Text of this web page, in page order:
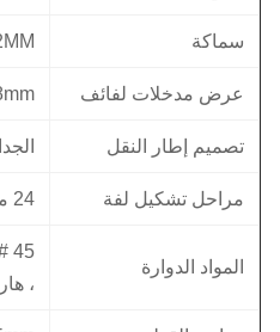
سماكة
عرض مدخلات لفائف
تصميم إطار النقل
مراحل تشكيل لفة 24 مراحل
المواد الدوارة
،